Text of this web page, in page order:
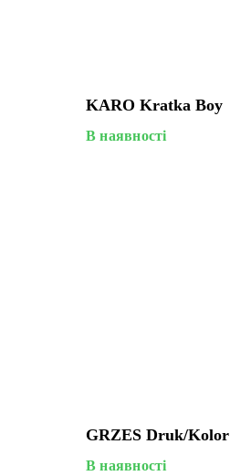
KARO Kratka Boy
В наявності
GRZES Druk/kolor
В наявності